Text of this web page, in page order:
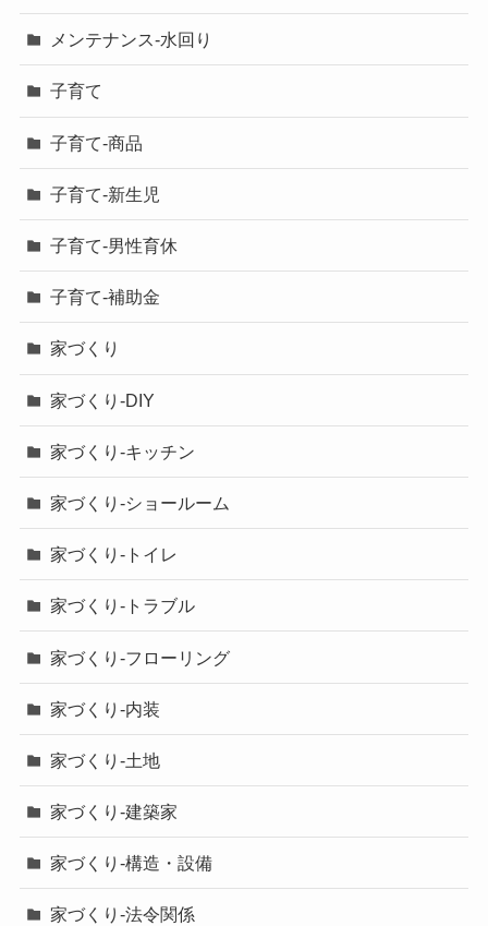
メンテナンス-水回り
子育て
子育て-商品
子育て-新生児
子育て-男性育休
子育て-補助金
家づくり
家づくり-DIY
家づくり-キッチン
家づくり-ショールーム
家づくり-トイレ
家づくり-トラブル
家づくり-フローリング
家づくり-内装
家づくり-土地
家づくり-建築家
家づくり-構造・設備
家づくり-法令関係